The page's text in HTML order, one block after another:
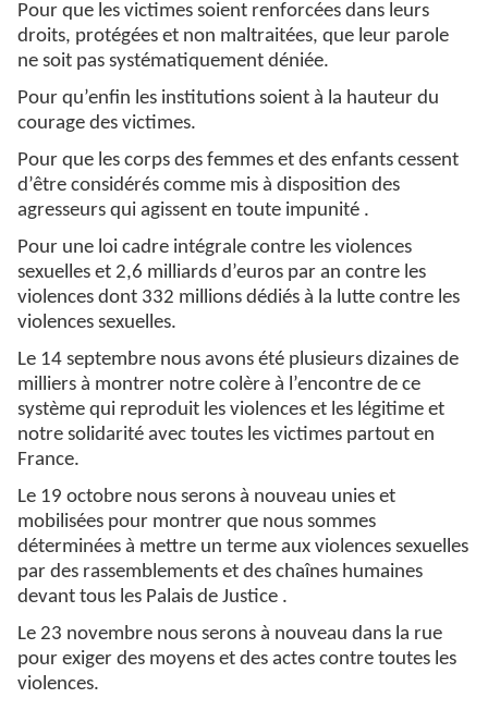
Pour que les victimes soient renforcées dans leurs
droits, protégées et non maltraitées, que leur parole
ne soit pas systématiquement déniée.
Pour qu’enfin les institutions soient à la hauteur du
courage des victimes.
Pour que les corps des femmes et des enfants cessent
d’être considérés comme mis à disposition des
agresseurs qui agissent en toute impunité .
Pour une loi cadre intégrale contre les violences
sexuelles et 2,6 milliards d’euros par an contre les
violences dont 332 millions dédiés à la lutte contre les
violences sexuelles.
Le 14 septembre nous avons été plusieurs dizaines de
milliers à montrer notre colère à l’encontre de ce
système qui reproduit les violences et les légitime et
notre solidarité avec toutes les victimes partout en
France.
Le 19 octobre nous serons à nouveau unies et
mobilisées pour montrer que nous sommes
déterminées à mettre un terme aux violences sexuelles
par des rassemblements et des chaînes humaines
devant tous les Palais de Justice .
Le 23 novembre nous serons à nouveau dans la rue
pour exiger des moyens et des actes contre toutes les
violences.